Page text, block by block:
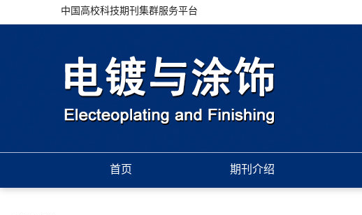
中国高校科技期刊集群服务平台
首页 期刊介绍